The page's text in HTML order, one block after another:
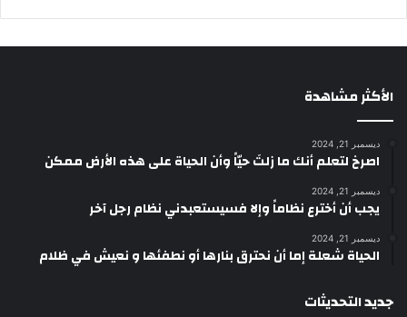
الأكثر مشاهدة
ديسمبر 21, 2024
‫اصرخ لتعلم أنك ما زلتَ حيّاً وأن الحياة على هذه الأرض ممكن
ديسمبر 21, 2024
يجب أن أخترع نظاماً وإلا فسيستعبدني نظام رجل آخر
ديسمبر 21, 2024
الحياة شعلة إما أن نحترق بنارها أو نطفئها و نعيش في ظلام
جديد التحديثات